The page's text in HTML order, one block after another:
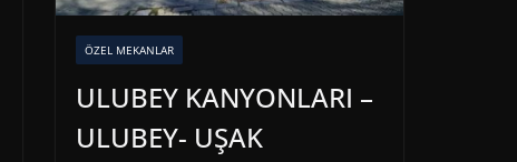
ÖZEL MEKANLAR
ULUBEY KANYONLARI –
ULUBEY- UŞAK